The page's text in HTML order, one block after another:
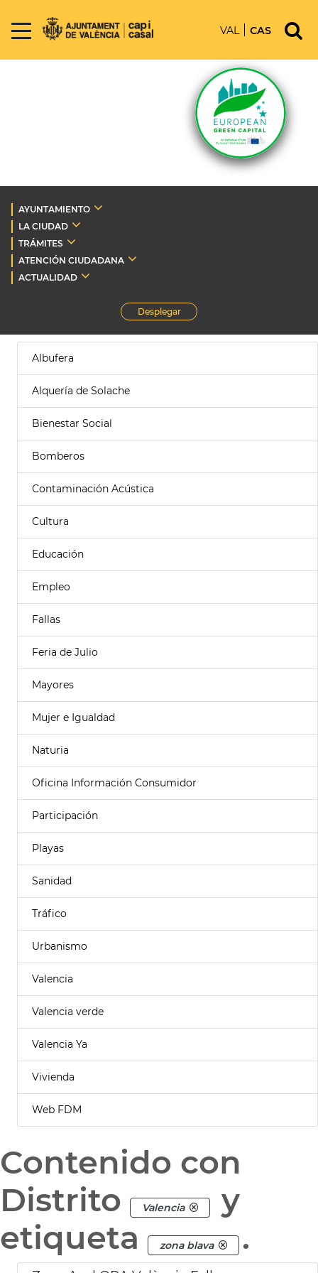
VAL CAS
AYUNTAMIENTO
LA CIUDAD
TRÁMITES
ATENCIÓN CIUDADANA
ACTUALIDAD
Desplegar
Albufera
Alquería de Solache
Bienestar Social
Bomberos
Contaminación Acústica
Cultura
Educación
Empleo
Fallas
Feria de Julio
Mayores
Mujer e Igualdad
Naturia
Oficina Información Consumidor
Participación
Playas
Sanidad
Tráfico
Urbanismo
Valencia
Valencia verde
Valencia Ya
Vivienda
Web FDM
Contenido con
Distrito
Valencia
y
etiqueta
zona blava .